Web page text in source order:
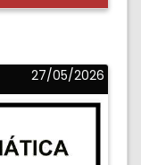
27/05/2026